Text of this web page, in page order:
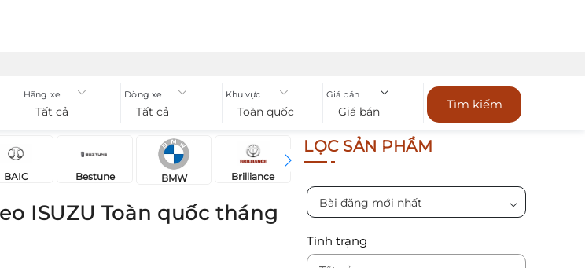
gầm hệ thống treo
Hãng xe
Tất cả
Dòng xe
Tất cả
Khu vực
Toàn quốc
Giá bán
Giá bán Tìm kiếm
BAIC Bestune BMW Brilliance
ISUZU Toàn quốc tháng
LỌC SẢN PHẨM
Bài đăng mới nhất
Tình trạng